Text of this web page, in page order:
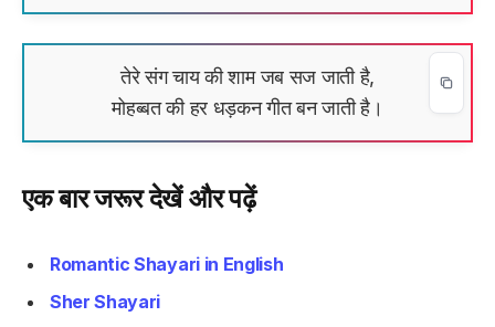
तेरे संग चाय की शाम जब सज जाती है,
मोहब्बत की हर धड़कन गीत बन जाती है।
एक बार जरूर देखें और पढ़ें
Romantic Shayari in English
Sher Shayari